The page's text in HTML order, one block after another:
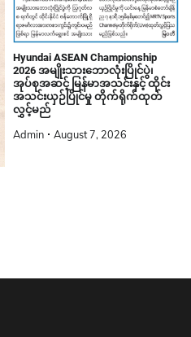
Hyundai ASEAN Championship
2026 အမျိုးသားဘောလုံးပြိုင်ပွဲ၊
အုပ်စုအဆင့် မြန်မာအသင်းနှင့် ထိုင်း
အသင်းယှဉ်ပြိုင်မှု တိုက်ရိုက်ထုတ်
လွှင့်မည်
Admin August 7, 2026